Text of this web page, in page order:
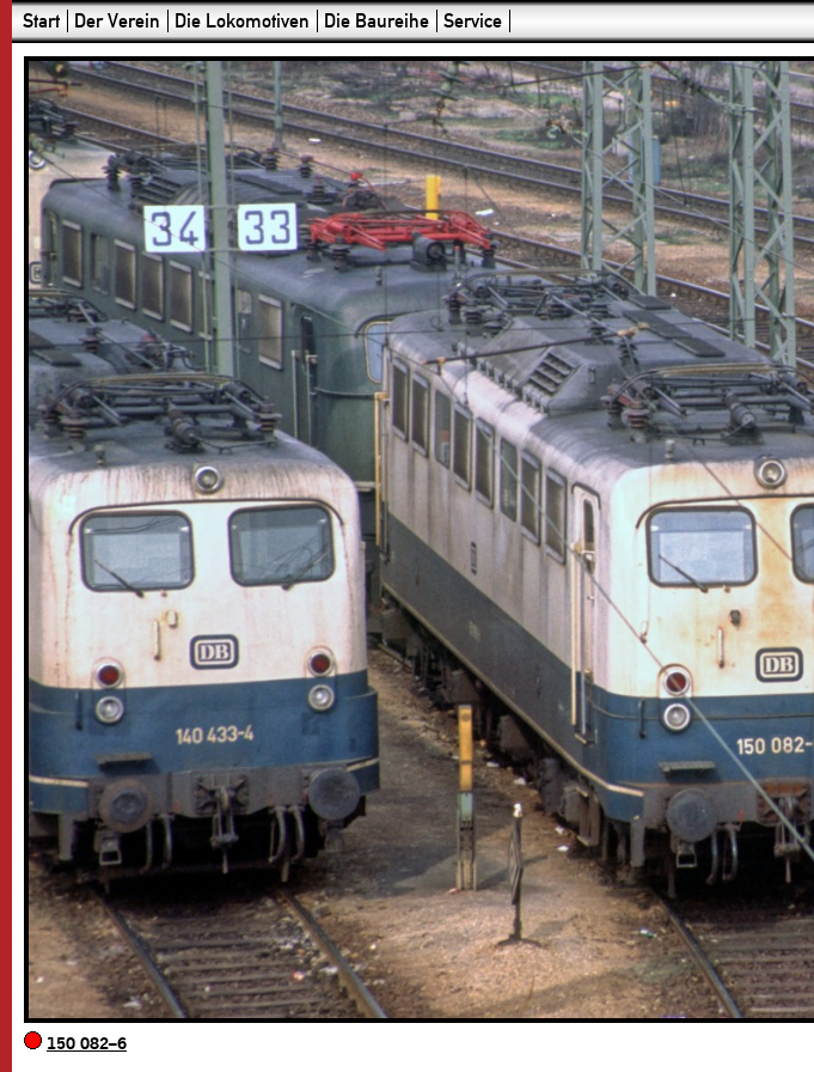
Start Der Verein Die Lokomotiven Die Baureihe Service
150 082–6